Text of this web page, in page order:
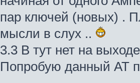
пар ключей (новых) .
мысли в слух ..
3.3 В тут нет на
Попробую данный АТ